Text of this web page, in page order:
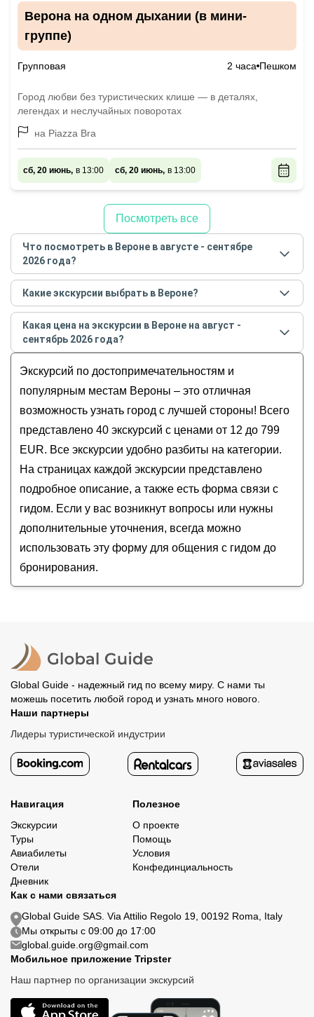
Верона на одном дыхании (в мини-
группе)
Групповая 2 часа Пешком
Город любви без туристических клише — в деталях,
легендах и неслучайных поворотах
на Piazza Bra
сб, 20 июнь, в 13:00 сб, 20 июнь, в 13:00
Посмотреть все
Что посмотреть в Вероне в августе - сентябре
2026 года?
Самые популярные местав Веронев августе -
сентябре 2026года:
Обзорные
История и архитектура
Музеи и искусство
Гастрономические
Для детей
Какие экскурсии выбрать в Вероне?
Самые популярные экскурсиив Веронев августе -
сентябре 2026года:
Знакомство с Вероной — в мини-группе
Влюбиться в Верону за 2 часа
Влюбиться в Верону с первого шага
Прогулка по Вероне с аудиогидом в вашем
смартфоне
Все дороги ведут — в Верону
Какая цена на экскурсии в Вероне на август -
сентябрь 2026 года?
2026года от 12до 799 EUR
Экскурсий по достопримечательностям и
популярным местам Вероны – это отличная
возможность узнать город с лучшей стороны! Всего
представлено 40 экскурсий с ценами от 12 до 799
EUR. Все экскурсии удобно разбиты на категории.
На страницах каждой экскурсии представлено
подробное описание, а также есть форма связи с
гидом. Если у вас возникнут вопросы или нужны
дополнительные уточнения, всегда можно
использовать эту форму для общения с гидом до
бронирования.
Global Guide - надежный гид по всему миру. С нами ты
можешь посетить любой город и узнать много нового.
Наши партнеры
Лидеры туристической индустрии
Навигация
Экскурсии
Туры
Авиабилеты
Отели
Дневник
Полезное
О проекте
Помощь
Условия
Конфединциальность
Как с нами связаться
Global Guide SAS. Via Attilio Regolo 19, 00192 Roma, Italy
Мы открыты с 09:00 до 17:00
global.guide.org@gmail.com
Мобильное приложение Tripster
Наш партнер по организации экскурсий